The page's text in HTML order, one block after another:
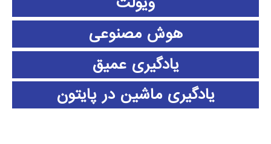
هوش مصنوعی
یادگیری عمیق
یادگیری ماشین در پایتون